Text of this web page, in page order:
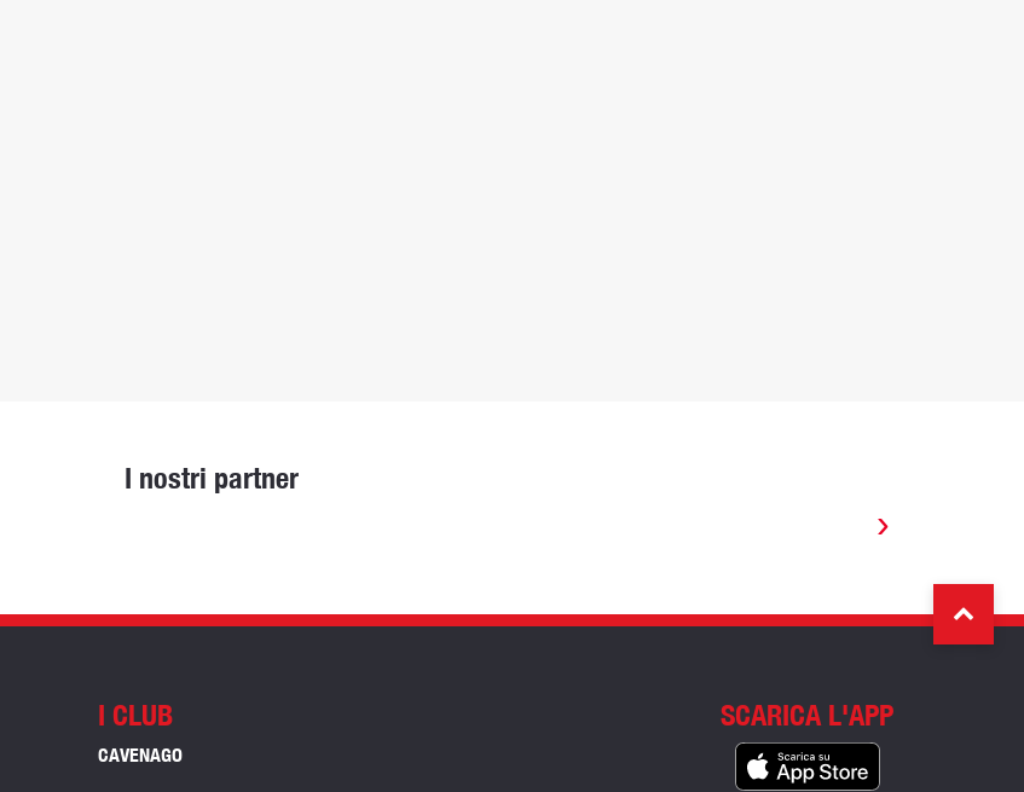
I nostri partner
›
I CLUB
CAVENAGO
SCARICA L'APP